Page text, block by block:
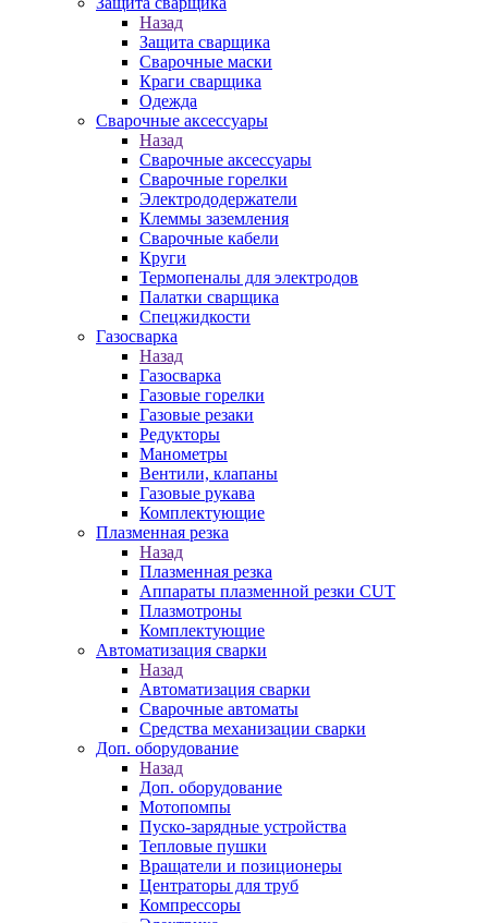
Назад
Защита сварщика
Сварочные маски
Краги сварщика
Одежда
Сварочные аксессуары
Назад
Сварочные аксессуары
Сварочные горелки
Электрододержатели
Клеммы заземления
Сварочные кабели
Круги
Термопеналы для электродов
Палатки сварщика
Спецжидкости
Газосварка
Назад
Газосварка
Газовые горелки
Газовые резаки
Редукторы
Манометры
Вентили, клапаны
Газовые рукава
Комплектующие
Плазменная резка
Назад
Плазменная резка
Аппараты плазменной резки CUT
Плазмотроны
Комплектующие
Автоматизация сварки
Назад
Автоматизация сварки
Сварочные автоматы
Средства механизации сварки
Доп. оборудование
Назад
Доп. оборудование
Мотопомпы
Пуско-зарядные устройства
Тепловые пушки
Вращатели и позиционеры
Центраторы для труб
Компрессоры